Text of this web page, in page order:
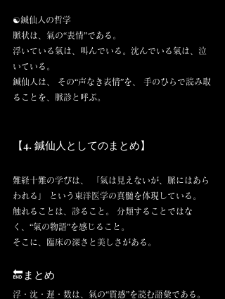
☯️鍼仙人の哲学
脈状は、氣の“表情”である。
浮いている氣は、叫んでいる。沈んでいる氣は、泣
いている。
鍼仙人は、 その“声なき表情”を、 手のひらで読み取
ることを、脈診と呼ぶ。
【4. 鍼仙人としてのまとめ】
難経十難の学びは、 「氣は見えないが、脈にはあら
われる」 という東洋医学の真髄を体現している。
触れることは、診ること。 分類することではな
く、“氣の物語”を感じること。
そこに、臨床の深さと美しさがある。
🔚まとめ
浮・沈・遅・数は、氣の“質感”を読む語彙である。